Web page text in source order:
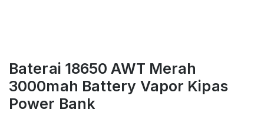
Baterai 18650 AWT Merah
3000mah Battery Vapor Kipas
Power Bank